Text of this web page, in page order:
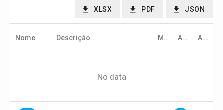
XLSX PDF JSON
Nome Descrição Mês Ano Arquivo
No data